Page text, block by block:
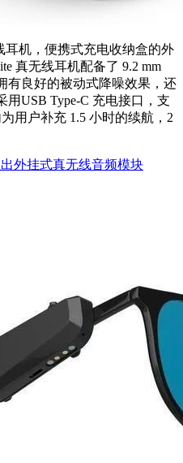
耳机，便携式充电收纳盒的外
真无线耳机配备了 9.2 mm
有良好的被动式降噪效果，还
USB Type-C 充电接口，支
用户补充 1.5 小时的续航，2
外挂式真无线音频模块